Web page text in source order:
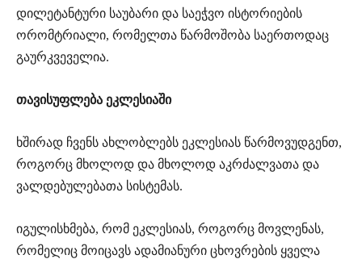
დილეტანტური საუბარი და საეჭვო ისტორიების
ორომტრიალი, რომელთა წარმოშობა საერთოდაც
გაურკვეველია.
თავისუფლება ეკლესიაში
ხშირად ჩვენს ახლობლებს ეკლესიას წარმოვუდგენთ,
როგორც მხოლოდ და მხოლოდ აკრძალვათა და
ვალდებულებათა სისტემას.
იგულისხმება, რომ ეკლესიას, როგორც მოვლენას,
რომელიც მოიცავს ადამიანური ცხოვრების ყველა